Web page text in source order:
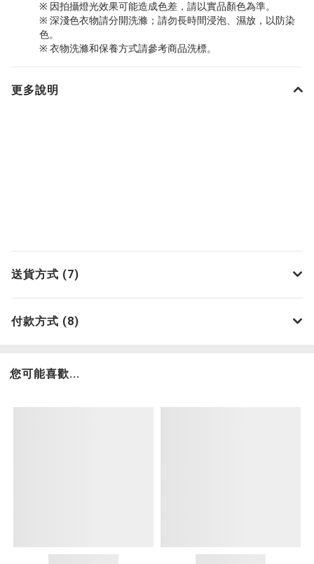
※ 因拍攝燈光效果可能造成色差，請以實品顏色為準。
※ 深淺色衣物請分開洗滌；請勿長時間浸泡、濕放，以防染
色。
※ 衣物洗滌和保養方式請參考商品洗標。
更多說明
送貨方式 (7)
付款方式 (8)
您可能喜歡...